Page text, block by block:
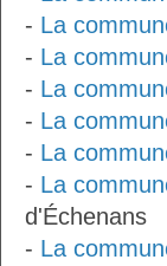
- La
- La
- La
- La
- La
- La
d'Échenans
- La